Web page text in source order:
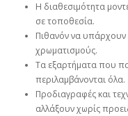
Η διαθεσιμότητα
σε τοποθεσία.
Πιθανόν να υπάρχουν
χρωματισμούς.
Τα εξαρτήματα που
περιλαμβάνονται όλα.
Προδιαγραφές και
αλλάξουν χωρίς